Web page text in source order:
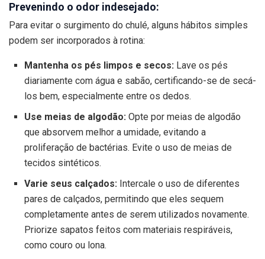
Prevenindo o odor indesejado:
Para evitar o surgimento do chulé, alguns hábitos simples
podem ser incorporados à rotina:
Mantenha os pés limpos e secos:Lave os pés
diariamente com água e sabão, certificando-se de secá-
los bem, especialmente entre os dedos.
Use meias de algodão:Opte por meias de algodão
que absorvem melhor a umidade, evitando a
proliferação de bactérias. Evite o uso de meias de
tecidos sintéticos.
Varie seus calçados:Intercale o uso de diferentes
pares de calçados, permitindo que eles sequem
completamente antes de serem utilizados novamente.
Priorize sapatos feitos com materiais respiráveis,
como couro ou lona.